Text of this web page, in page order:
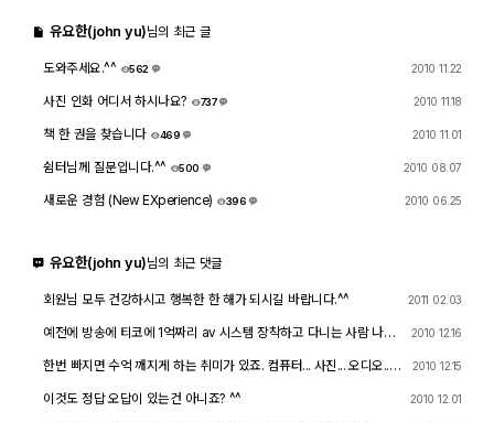
유요한(john yu)님의 최근 글
도와주세요.^^
562
2010 11.22
사진 인화 어디서 하시나요?
737
2010 11.18
책 한 권을 찾습니다
469
2010 11.01
쉼터님께 질문입니다.^^
500
2010 08.07
새로운 경험 (New EXperience)
396
2010 06.25
유요한(john yu)님의 최근 댓글
회원님 모두 건강하시고 행복한 한 해가 되시길 바랍니다.^^ 2011 02.03
예전에 방송에 티코에 1억짜리 av 시스템 장착하고 다니는 사람 나온
2010 12.16
한번 빠지면 수억 깨지게 하는 취미가 있죠. 컴퓨터... 사진... 오디오..
2010 12.15
이것도 정답 오답이 있는건 아니죠? ^^ 2010 12.01